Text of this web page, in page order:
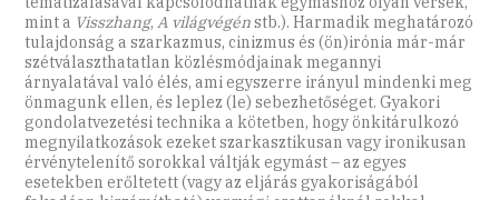
mint a Visszhang,A világvégénstb.). Harmadik meghatározó
tulajdonság a szarkazmus, cinizmus és (ön)irónia már-már
szétválaszthatatlan közlésmódjainak megannyi
árnyalatával való élés, ami egyszerre irányul mindenki meg
önmagunk ellen, és leplez (le) sebezhetőséget. Gyakori
gondolatvezetési technika a kötetben, hogy önkitárulkozó
megnyilatkozások ezeket szarkasztikusan vagy ironikusan
érvénytelenítő sorokkal váltják egymást – az egyes
esetekben erőltetett (vagy az eljárás gyakoriságából